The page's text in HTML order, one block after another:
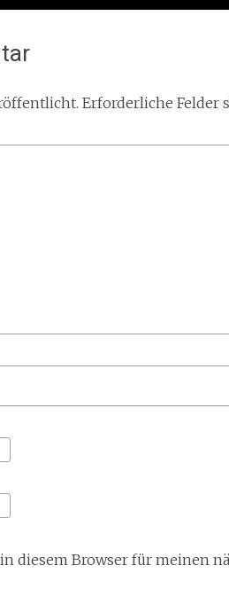
Erforderliche Felder
diesem Browser für meinen